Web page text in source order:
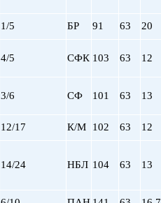
Невский пр.
Обводный Канал
Озерки
Парнас
1/5 БР 91 63 20
4/5 СФК 103 63 12
3/6 СФ 101 63 13
12/17 К/М 102 63 12
14/24 НБЛ 104 63 13